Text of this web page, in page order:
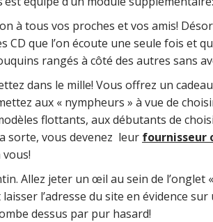
à tous vos proches et vos amis!
CD que l’on écoute une seule fois et
rangés à côté des autres sans
dans le mille! Vous offrez un
aux « nympheurs » à vue de
flottants, aux débutants de
sorte, vous devenez leur fournisseur
Allez jeter un œil au sein de l’onglet
l’adresse du site en évidence
dessus par pur hasard!